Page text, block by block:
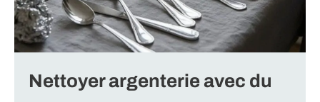
Nettoyer argenterie avec du